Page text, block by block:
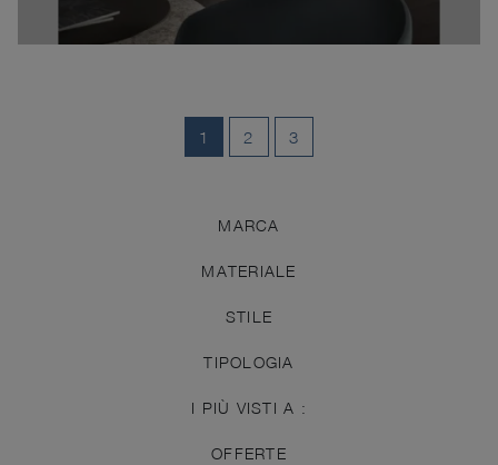
MARCA
MATERIALE
STILE
TIPOLOGIA
I PIÙ VISTI A :
OFFERTE
1 2 3